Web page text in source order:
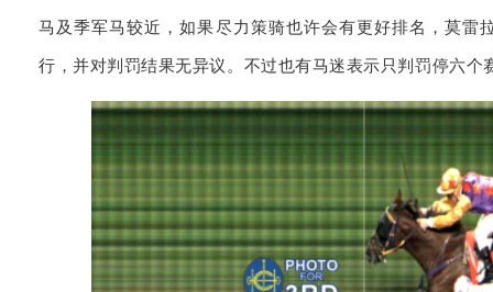
马及季军马较近，如果尽力策骑也许会有更好排名，莫
行，并对判罚结果无异议。不过也有马迷表示只判罚停六个